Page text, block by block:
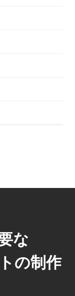
な
の制作